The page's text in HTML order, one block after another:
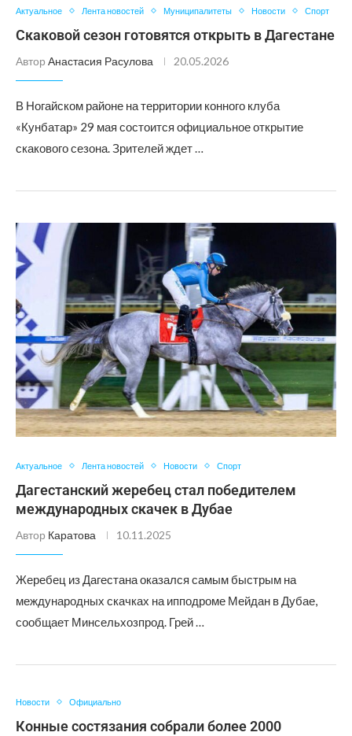
Актуальное Лента новостей Муниципалитеты Новости Спорт
Скаковой сезон готовятся открыть в Дагестане
Автор Анастасия Расулова 20.05.2026
В Ногайском районе на территории конного клуба
«Кунбатар» 29 мая состоится официальное открытие
скакового сезона. Зрителей ждет …
Актуальное Лента новостей Новости Спорт
Дагестанский жеребец стал победителем
международных скачек в Дубае
Автор Каратова 10.11.2025
Жеребец из Дагестана оказался самым быстрым на
международных скачках на ипподроме Мейдан в Дубае,
сообщает Минсельхозпрод. Грей …
Новости Официально
Конные состязания собрали более 2000